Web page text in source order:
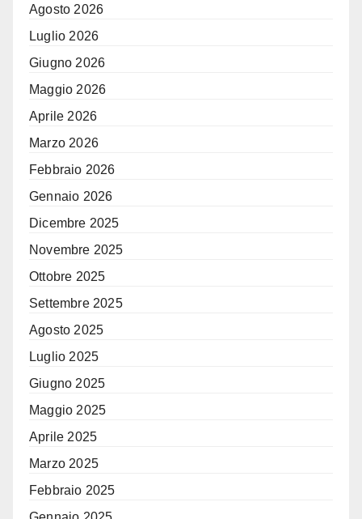
Agosto 2026
Luglio 2026
Giugno 2026
Maggio 2026
Aprile 2026
Marzo 2026
Febbraio 2026
Gennaio 2026
Dicembre 2025
Novembre 2025
Ottobre 2025
Settembre 2025
Agosto 2025
Luglio 2025
Giugno 2025
Maggio 2025
Aprile 2025
Marzo 2025
Febbraio 2025